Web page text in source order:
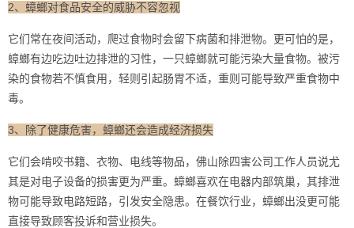
2、蟑螂对食品安全的威胁不容忽视
它们常在夜间活动，爬过食物时会留下病菌和排泄物。更可怕的是，
蟑螂有边吃边吐边排泄的习性，一只蟑螂就可能污染大量食物。被污
染的食物若不慎食用，轻则引起肠胃不适，重则可能导致严重食物中
毒。
3、除了健康危害，蟑螂还会造成经济损失
它们会啃咬书籍、衣物、电线等物品，佛山除四害公司工作人员说尤
其是对电子设备的损害更为严重。蟑螂喜欢在电器内部筑巢，其排泄
物可能导致电路短路，引发安全隐患。在餐饮行业，蟑螂出没更可能
直接导致顾客投诉和营业损失。